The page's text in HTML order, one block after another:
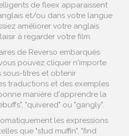
de fleex apparaissent
et/ou dans votre langue
améliorer votre anglais
à regarder votre film.
de Reverso embarqués
pouvez cliquer n'importe
sous-titres et obtenir
traductions et des exemples
manière d'apprendre la
"quivered" ou "gangly".
les expressions
que "stud muffin", "find